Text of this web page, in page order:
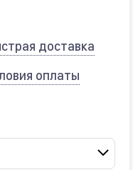
доставка
оплаты